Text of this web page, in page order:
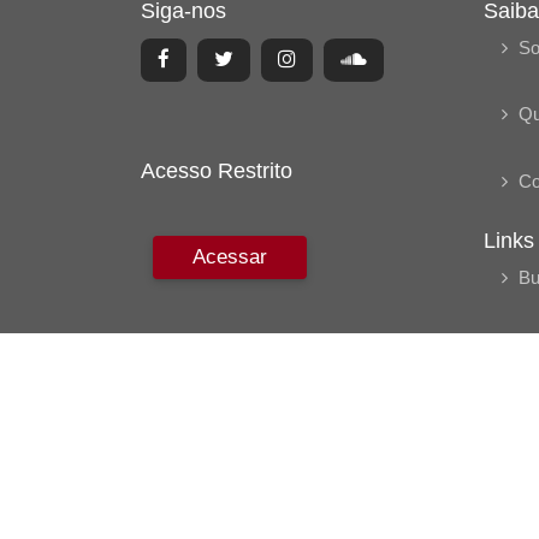
Siga-nos
Acesso Restrito
Acessar